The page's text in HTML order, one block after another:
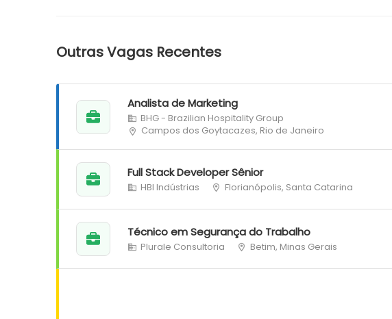
Outras Vagas Recentes
Analista de Marketing
BHG - Brazilian Hospitality Group
Campos dos Goytacazes, Rio de Janeiro
Full Stack Developer Sênior
HBI Indústrias Florianópolis, Santa Catarina
Técnico em Segurança do Trabalho
Plurale Consultoria Betim, Minas Gerais